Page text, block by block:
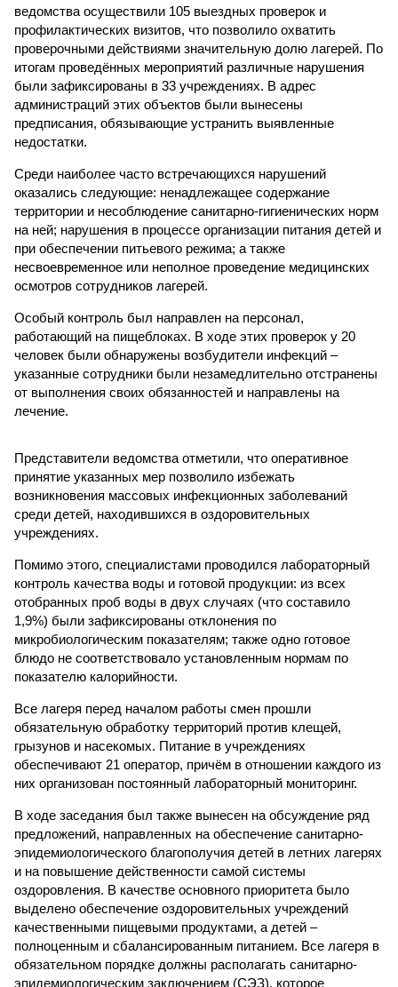
ведомства осуществили 105 выездных проверок и
профилактических визитов, что позволило охватить
проверочными действиями значительную долю лагерей. По
итогам проведённых мероприятий различные нарушения
были зафиксированы в 33 учреждениях. В адрес
администраций этих объектов были вынесены
предписания, обязывающие устранить выявленные
недостатки.
Среди наиболее часто встречающихся нарушений
оказались следующие: ненадлежащее содержание
территории и несоблюдение санитарно-гигиенических норм
на ней; нарушения в процессе организации питания детей и
при обеспечении питьевого режима; а также
несвоевременное или неполное проведение медицинских
осмотров сотрудников лагерей.
Особый контроль был направлен на персонал,
работающий на пищеблоках. В ходе этих проверок у 20
человек были обнаружены возбудители инфекций –
указанные сотрудники были незамедлительно отстранены
от выполнения своих обязанностей и направлены на
лечение.
Представители ведомства отметили, что оперативное
принятие указанных мер позволило избежать
возникновения массовых инфекционных заболеваний
среди детей, находившихся в оздоровительных
учреждениях.
Помимо этого, специалистами проводился лабораторный
контроль качества воды и готовой продукции: из всех
отобранных проб воды в двух случаях (что составило
1,9%) были зафиксированы отклонения по
микробиологическим показателям; также одно готовое
блюдо не соответствовало установленным нормам по
показателю калорийности.
Все лагеря перед началом работы смен прошли
обязательную обработку территорий против клещей,
грызунов и насекомых. Питание в учреждениях
обеспечивают 21 оператор, причём в отношении каждого из
них организован постоянный лабораторный мониторинг.
В ходе заседания был также вынесен на обсуждение ряд
предложений, направленных на обеспечение санитарно-
эпидемиологического благополучия детей в летних лагерях
и на повышение действенности самой системы
оздоровления. В качестве основного приоритета было
выделено обеспечение оздоровительных учреждений
качественными пищевыми продуктами, а детей –
полноценным и сбалансированным питанием. Все лагеря в
обязательном порядке должны располагать санитарно-
эпидемиологическим заключением (СЭЗ), которое